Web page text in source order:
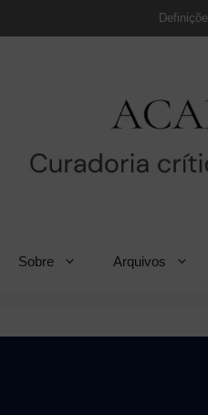
Sobre Arquivos